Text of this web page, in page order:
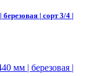
| сорт 3/4 |